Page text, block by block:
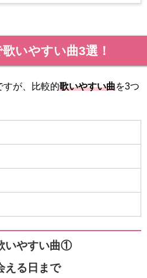
いやすい曲3選！
すが、比較的歌いやすい曲を3つ
いやすい曲①
える日まで